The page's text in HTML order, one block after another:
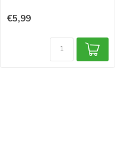
€5,99